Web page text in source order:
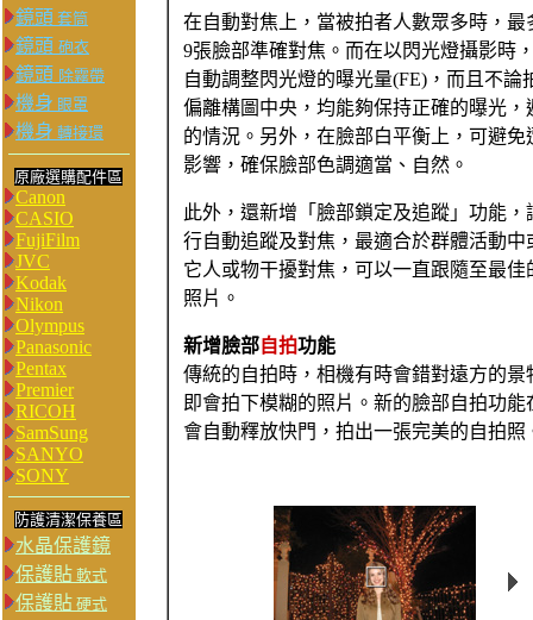
鏡頭 套筒
鏡頭 砲衣
鏡頭 除霧帶
機身 眼罩
機身 轉接環
原廠選購配件區
Canon
CASIO
FujiFilm
JVC
Kodak
Nikon
Olympus
Panasonic
Pentax
Premier
RICOH
SamSung
SANYO
SONY
防護清潔保養區
水晶保護鏡
保護貼 軟式
保護貼 硬式
在自動對焦上，當被拍者人數眾多時，
9張臉部準確對焦。而在以閃光燈攝影時
自動調整閃光燈的曝光量(FE)，而且不
偏離構圖中央，均能夠保持正確的曝光
的情況。另外，在臉部白平衡上，可避
影響，確保臉部色調適當、自然。
此外，還新增「臉部鎖定及追蹤」功能
行自動追蹤及對焦，最適合於群體活動
它人或物干擾對焦，可以一直跟隨至最
照片。
新增臉部自拍功能
傳統的自拍時，相機有時會錯對遠方的
即會拍下模糊的照片。新的臉部自拍功
會自動釋放快門，拍出一張完美的自拍照